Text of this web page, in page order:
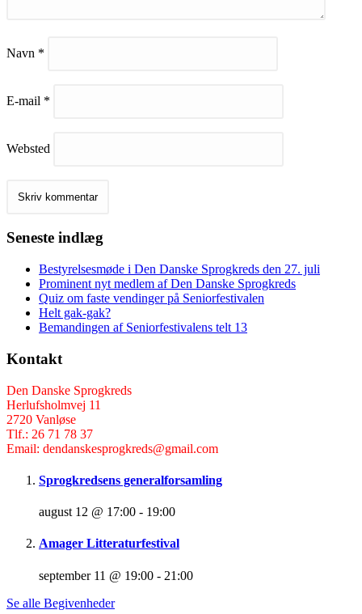
Navn *
E-mail *
Websted
Seneste indlæg
Bestyrelsesmøde i Den Danske Sprogkreds den 27. juli
Prominent nyt medlem af Den Danske Sprogkreds
Quiz om faste vendinger på Seniorfestivalen
Helt gak-gak?
Bemandingen af Seniorfestivalens telt 13
Kontakt
Den Danske Sprogkreds
Herlufsholmvej 11
2720 Vanløse
Tlf.: 26 71 78 37
Email: dendanskesprogkreds@gmail.com
Sprogkredsens generalforsamling
august 12 @ 17:00 - 19:00
Amager Litteraturfestival
september 11 @ 19:00 - 21:00
Se alle Begivenheder